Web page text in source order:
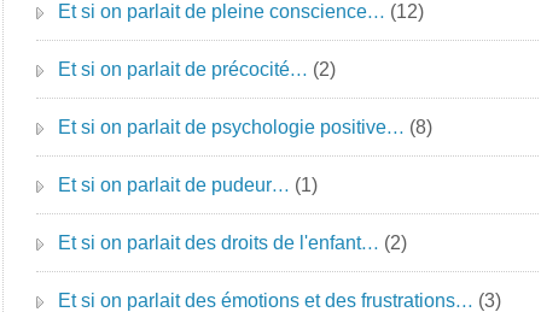
Et si on parlait de pleine conscience… (12)
Et si on parlait de précocité… (2)
Et si on parlait de psychologie positive… (8)
Et si on parlait de pudeur… (1)
Et si on parlait des droits de l'enfant… (2)
Et si on parlait des émotions et des frustrations… (3)